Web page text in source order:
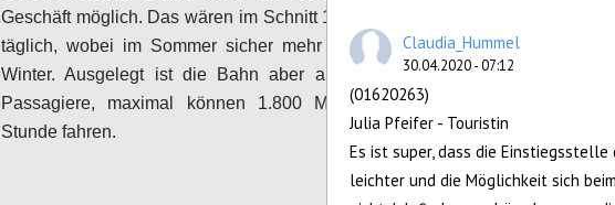
Configure
Geschäft möglich. Das wären im Schnitt 1.650 Passagiere
täglich, wobei im Sommer sicher mehr los wäre als im
Winter. Ausgelegt ist die Bahn aber auf deutlich mehr
Passagiere, maximal können 1.800 Menschen in der
Stunde fahren.
Claudia_Hummel
30.04.2020 - 07:12
(01620263)
Julia Pfeifer - Touristin
Es ist super, dass die
leichter und die Möglichkeit sich